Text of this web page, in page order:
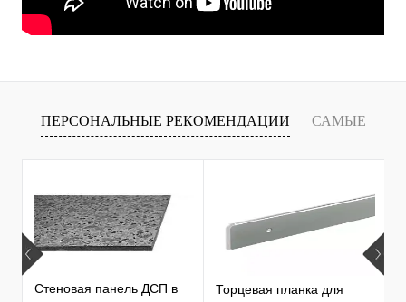
ПЕРСОНАЛЬНЫЕ РЕКОМЕНДАЦИИ САМЫЕ
ПРОДАВАЕМЫЕ ТОВАРЫ
Стеновая панель ДСП в
Торцевая планка для